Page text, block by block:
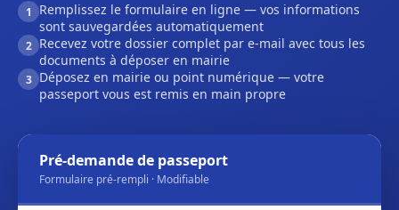
1
Remplissez le formulaire en ligne — vos informations
sont sauvegardées automatiquement
2 Recevez votre dossier complet par e-mail avec tous les
documents à déposer en mairie
3 Déposez en mairie ou point numérique — votre
passeport vous est remis en main propre
Pré-demande de passeport
Formulaire pré-rempli · Modifiable